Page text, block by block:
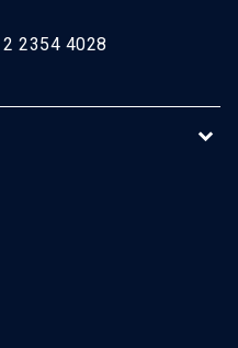
2354 4028